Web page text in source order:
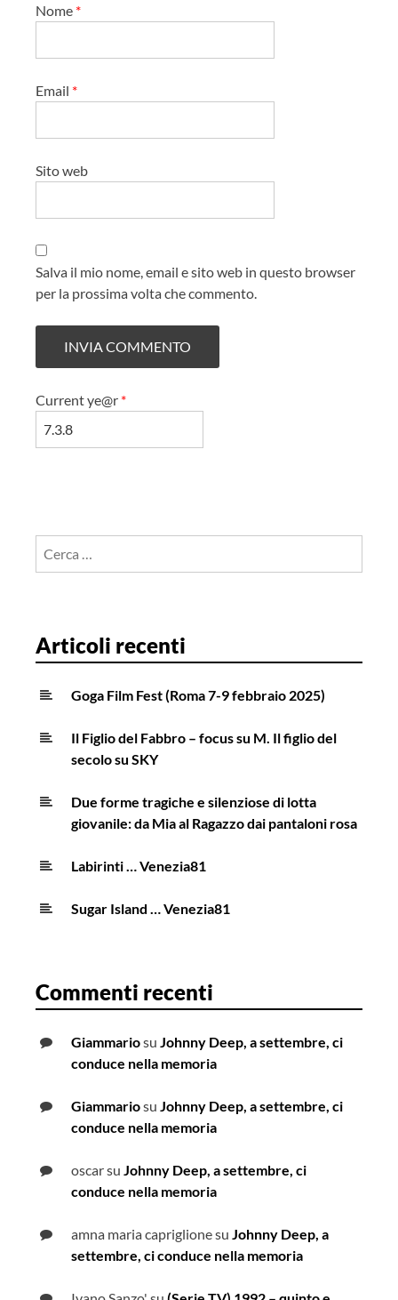
Nome *
Email *
Sito web
Salva il mio nome, email e sito web in questo browser
per la prossima volta che commento.
Current ye@r *
Articoli recenti
Goga Film Fest (Roma 7-9 febbraio 2025)
Il Figlio del Fabbro – focus su M. Il figlio del
secolo su SKY
Due forme tragiche e silenziose di lotta
giovanile: da Mia al Ragazzo dai pantaloni rosa
Labirinti … Venezia81
Sugar Island … Venezia81
Commenti recenti
Giammariosu Johnny Deep, a settembre, ci
conduce nella memoria
Giammariosu Johnny Deep, a settembre, ci
conduce nella memoria
oscarsu Johnny Deep, a settembre, ci
conduce nella memoria
amna maria capriglionesu Johnny Deep, a
settembre, ci conduce nella memoria